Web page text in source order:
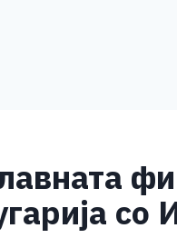
со